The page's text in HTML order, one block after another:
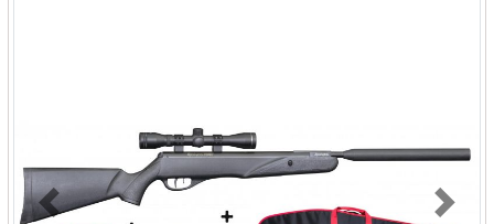
Previous Next